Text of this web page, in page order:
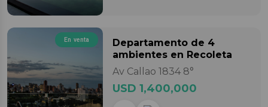
En venta Departamento de 4
ambientes en Recoleta
Av Callao 1834 8°
USD 1,400,000